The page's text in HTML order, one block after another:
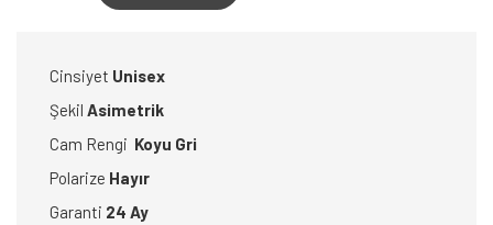
Cinsiyet Unisex
Şekil Asimetrik
Cam Rengi Koyu Gri
Polarize Hayır
Garanti 24 Ay